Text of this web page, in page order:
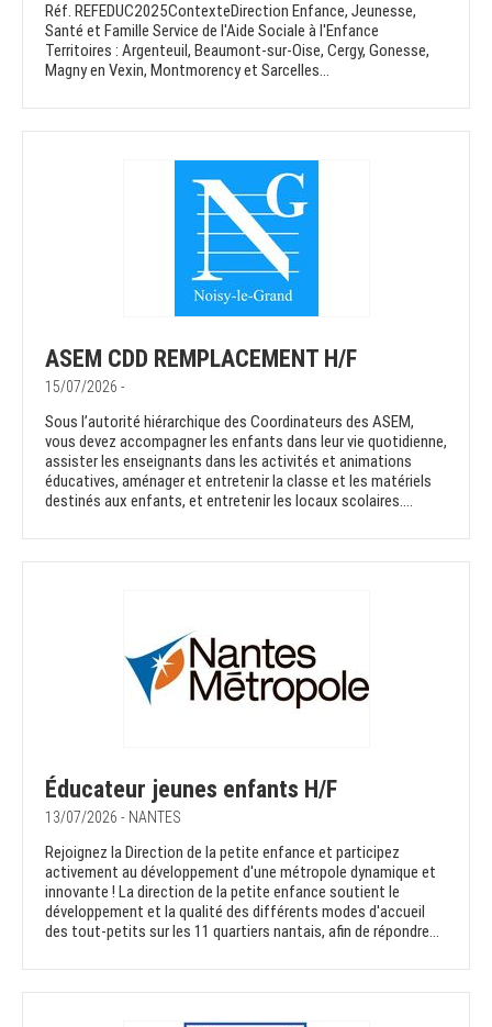
Réf. REFEDUC2025ContexteDirection Enfance, Jeunesse,
Santé et Famille Service de l'Aide Sociale à l'Enfance
Territoires : Argenteuil, Beaumont-sur-Oise, Cergy, Gonesse,
Magny en Vexin, Montmorency et Sarcelles...
ASEM CDD REMPLACEMENT H/F
15/07/2026 -
Sous l’autorité hiérarchique des Coordinateurs des ASEM,
vous devez accompagner les enfants dans leur vie quotidienne,
assister les enseignants dans les activités et animations
éducatives, aménager et entretenir la classe et les matériels
destinés aux enfants, et entretenir les locaux scolaires....
Éducateur jeunes enfants H/F
13/07/2026 - NANTES
Rejoignez la Direction de la petite enfance et participez
activement au développement d'une métropole dynamique et
innovante ! La direction de la petite enfance soutient le
développement et la qualité des différents modes d'accueil
des tout-petits sur les 11 quartiers nantais, afin de répondre...